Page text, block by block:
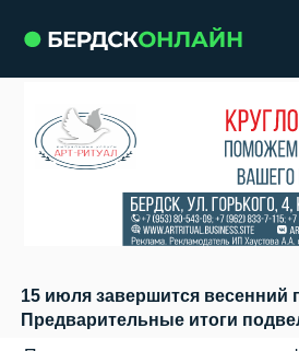
15 июля завершится весенний
Предварительные итоги